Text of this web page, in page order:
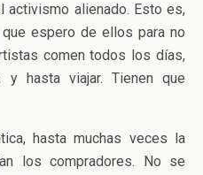
activismo alienado. Esto es,
espero de ellos para no
comen todos los días,
y hasta viajar. Tienen que
hasta muchas veces la
los compradores. No se